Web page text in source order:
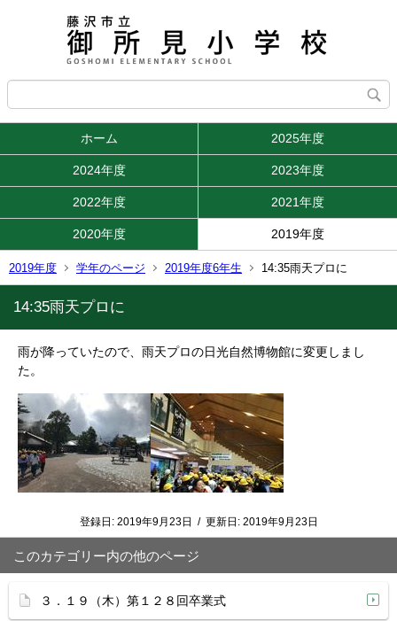
ホーム 2025年度
2024年度 2023年度
2022年度 2021年度
2020年度 2019年度
2019年度 学年のページ 2019年度6年生 14:35雨天プロに
14:35雨天プロに
雨が降っていたので、雨天プロの日光自然博物館に変更しまし
た。
登録日: 2019年9月23日 / 更新日: 2019年9月23日
このカテゴリー内の他のページ
３．１９（木）第１２８回卒業式